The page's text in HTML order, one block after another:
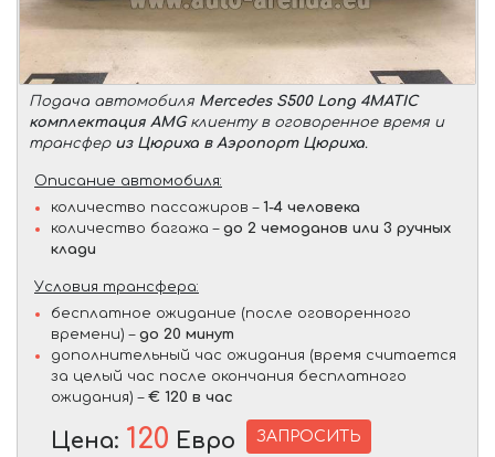
Подача автомобиля Mercedes S500 Long 4MATIC
комплектация AMGклиенту в оговоренное время и
трансфер из Цюриха в Аэропорт Цюриха.
Описание автомобиля:
количество пассажиров – 1-4 человека
количество багажа – до 2 чемоданов или 3 ручных
клади
Условия трансфера:
бесплатное ожидание (после оговоренного
времени) – до 20 минут
дополнительный час ожидания (время считается
за целый час после окончания бесплатного
ожидания) – € 120 в час
Цена: 120 Евро ЗАПРОСИТЬ